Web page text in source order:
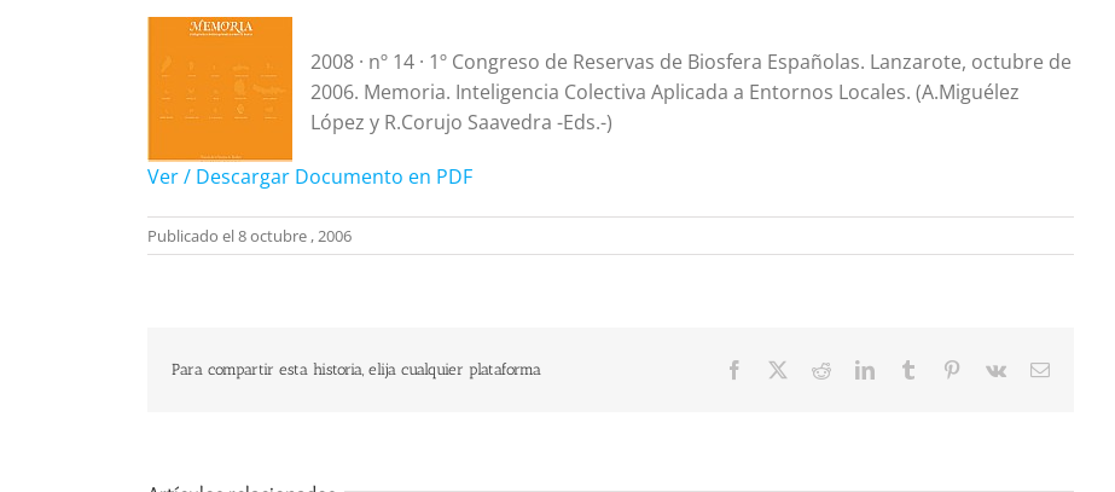
2008 · nº 14 · 1º Congreso de Reservas de Biosfera Españolas. Lanzarote, octubre de
2006. Memoria. Inteligencia Colectiva Aplicada a Entornos Locales. (A.Miguélez
López y R.Corujo Saavedra -Eds.-)
Ver / Descargar Documento en PDF
Publicado el 8 octubre , 2006
Para compartir esta historia, elija cualquier plataforma Facebook RedditLinkedInTumblr Pinterest
Vk
Correo